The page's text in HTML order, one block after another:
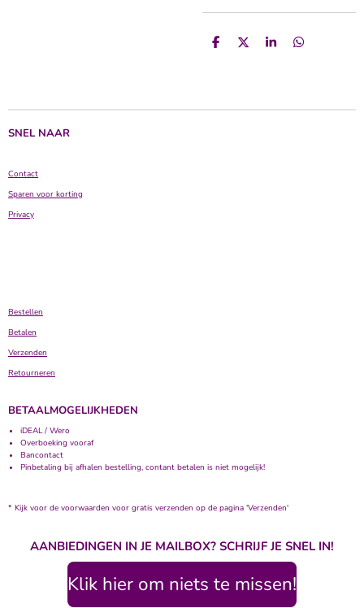
D
D
S
D
SNEL NAAR
Contact
Sparen voor korting
Privacy
Bestellen
Betalen
Verzenden
Retourneren
BETAALMOGELIJKHEDEN
iDEAL / Wero
Overboeking vooraf
Bancontact
Pinbetaling bij afhalen bestelling, contant betalen is niet mogelijk!
* Kijk voor de voorwaarden voor gratis verzenden op de pagina 'Verzenden'
AANBIEDINGEN IN JE MAILBOX? SCHRIJF JE SNEL IN!
Klik hier om niets te missen!